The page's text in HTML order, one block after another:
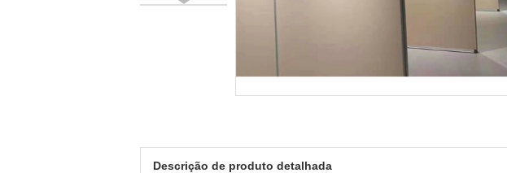
Descrição de produto detalhada